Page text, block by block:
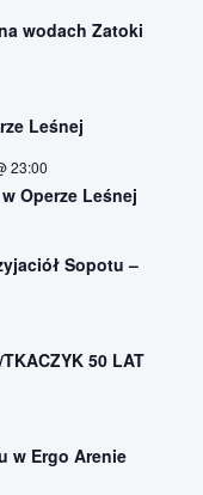
wodach Zatoki
Leśnej
23:00
Operze Leśnej
Sopotu –
50 LAT
w Ergo Arenie